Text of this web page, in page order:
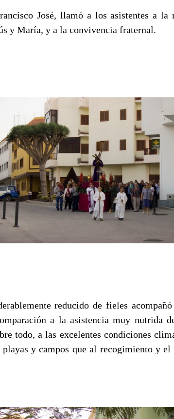
José, llamó a los asistentes a
y María, y a la convivencia fraternal.
reducido de fieles
a la asistencia muy nutrida
todo, a las excelentes condiciones
y campos que al recogimiento y